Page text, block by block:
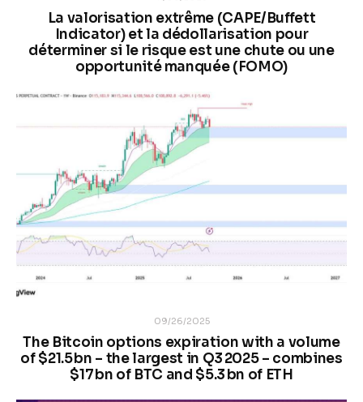
La valorisation extrême (CAPE/Buffett
Indicator) et la dédollarisation pour
déterminer si le risque est une chute ou une
opportunité manquée (FOMO)
09/26/2025
The Bitcoin options expiration with a volume
of $21.5 bn – the largest in Q3 2025 – combines
$17 bn of BTC and $5.3 bn of ETH